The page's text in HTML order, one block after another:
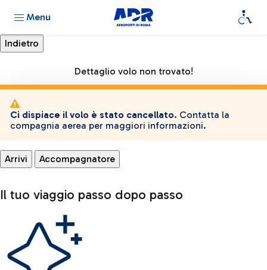
Menu
Dettaglio volo non trovato!
Ci dispiace il volo è stato cancellato. Contatta la
compagnia aerea per maggiori informazioni.
Arrivi Accompagnatore
Il tuo viaggio passo dopo passo